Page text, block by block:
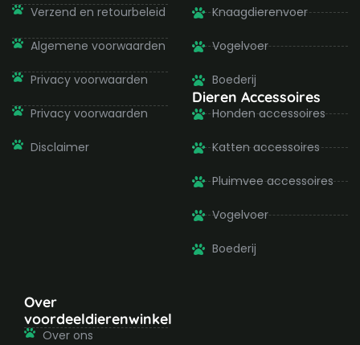
Verzend en retourbeleid
Algemene voorwaarden
Privacy voorwaarden
Privacy voorwaarden
Disclaimer
Knaagdierenvoer
Vogelvoer
Boederij
Dieren Accessoires
Honden accessoires
Katten accessoires
Pluimvee accessoires
Vogelvoer
Boederij
Over
voordeeldierenwinkel
Over ons